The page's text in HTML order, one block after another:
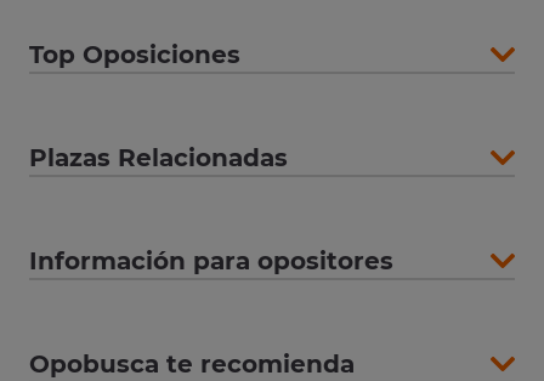
Top Oposiciones
Plazas Relacionadas
Información para opositores
Opobusca te recomienda